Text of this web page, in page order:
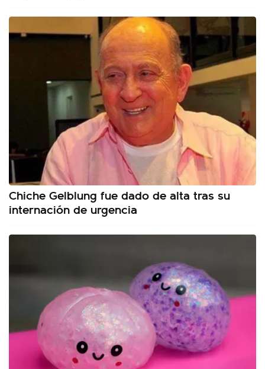
Chiche Gelblung fue dado de alta tras su
internación de urgencia